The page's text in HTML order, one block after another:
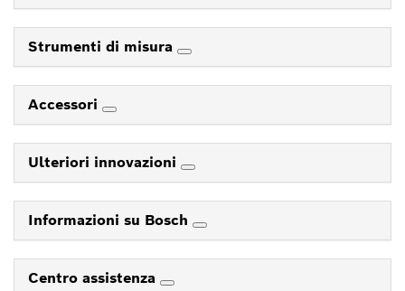
Strumenti di misura
Accessori
Ulteriori innovazioni
Informazioni su Bosch
Centro assistenza